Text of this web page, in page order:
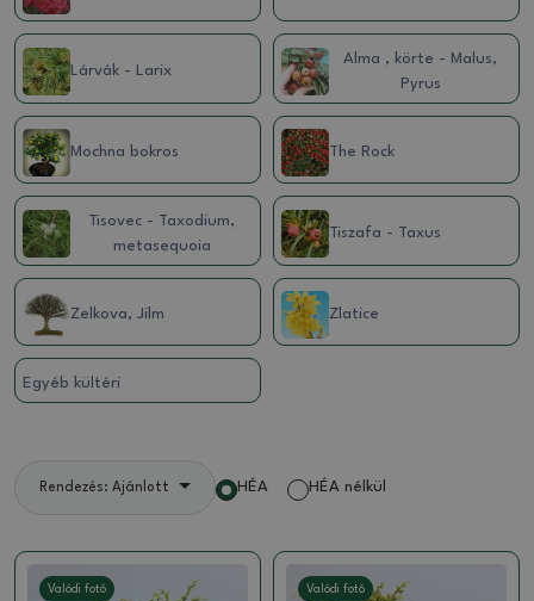
Lárvák - Larix
Alma , körte - Malus,
Pyrus
Mochna bokros The Rock
Tisovec - Taxodium,
metasequoia
Tiszafa - Taxus
Zelkova, Jilm Zlatice
Egyéb kültéri
Rendezés: Ajánlott HÉA HÉA nélkül
Valódi fotó Valódi fotó